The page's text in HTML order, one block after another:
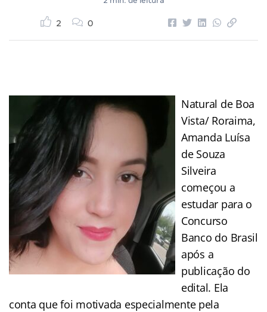
2 0
Natural de Boa
Vista/ Roraima,
Amanda Luísa
de Souza
Silveira
começou a
estudar para o
Concurso
Banco do Brasil
após a
publicação do
edital. Ela
conta que foi motivada especialmente pela